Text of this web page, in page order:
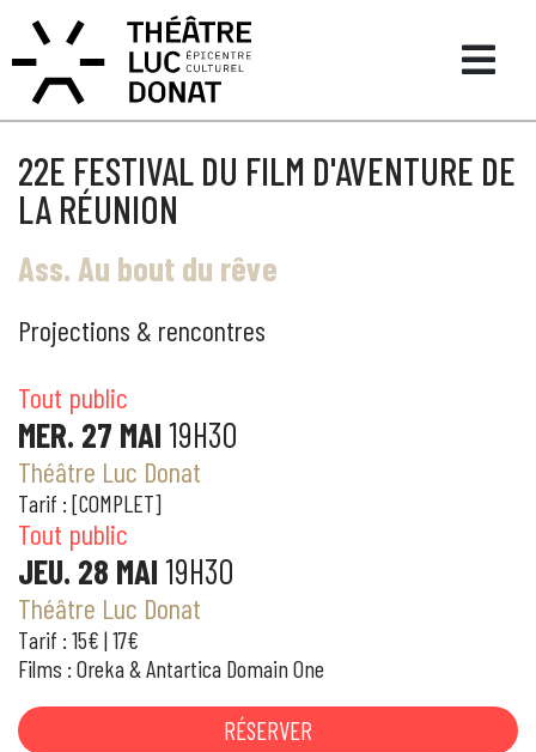
22E FESTIVAL DU FILM D'AVENTURE DE
LA RÉUNION
Ass. Au bout du rêve
Projections & rencontres
Tout public
MER. 27 MAI 19H30
Théâtre Luc Donat
Tarif : [COMPLET]
Tout public
JEU. 28 MAI 19H30
Théâtre Luc Donat
Tarif : 15€ | 17€
Films : Oreka & Antartica Domain One
RÉSERVER